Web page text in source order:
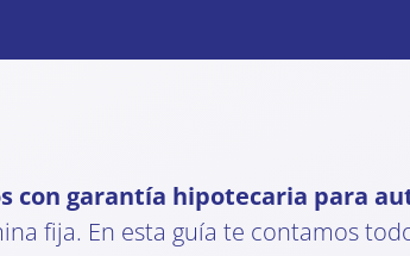
con garantía hipotecaria para
fija. En esta guía te contamos